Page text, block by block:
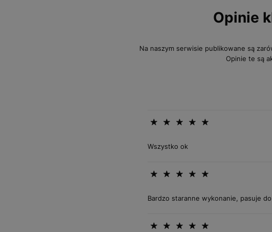
Opinie
Na naszym serwisie publikowane są
Opinie te są
Wszystko ok
Bardzo staranne wykonanie, pasuje